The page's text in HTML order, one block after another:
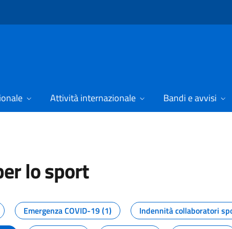
Attività internazionale Bandi e avvisi
lo sport
dal Dipartimento per lo
Emergenza COVID-19 (1) Indennità collaboratori